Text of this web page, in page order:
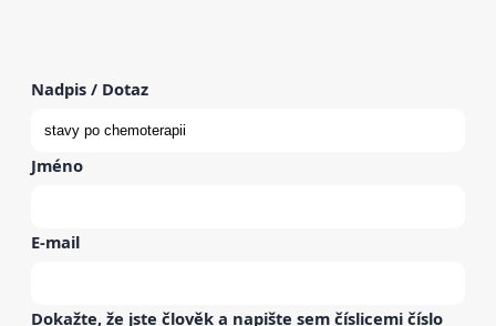
Nadpis / Dotaz
Jméno
E-mail
Dokažte, že jste člověk a napište sem číslicemi číslo